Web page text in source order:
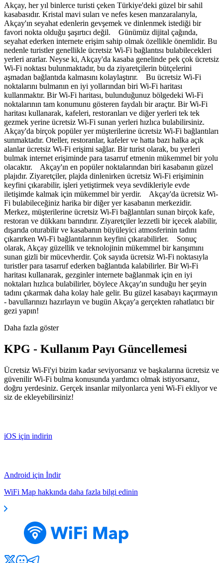
Akçay, her yıl binlerce turisti çeken Türkiye'deki güzel bir sahil
kasabasıdır. Kristal mavi suları ve nefes kesen manzaralarıyla,
Akçay'ın seyahat edenlerin gevşemek ve dinlenmek istediği bir
favori nokta olduğu şaşırtıcı değil. Günümüz dijital çağında,
seyahat ederken internete erişim sahip olmak özellikle önemlidir. Bu
nedenle turistler genellikle ücretsiz Wi-Fi bağlantısı bulabilecekleri
yerleri ararlar. Neyse ki, Akçay'da kasaba genelinde pek çok ücretsiz
Wi-Fi noktası bulunmaktadır, bu da ziyaretçilerin bütçelerini
aşmadan bağlantıda kalmasını kolaylaştırır. Bu ücretsiz Wi-Fi
noktalarını bulmanın en iyi yollarından biri Wi-Fi haritası
kullanmaktır. Bir Wi-Fi haritası, bulunduğunuz bölgedeki Wi-Fi
noktalarının tam konumunu gösteren faydalı bir araçtır. Bir Wi-Fi
haritası kullanarak, kafeleri, restoranları ve diğer yerleri tek tek
gezmek yerine ücretsiz Wi-Fi sunan yerleri hızlıca bulabilirsiniz.
Akçay'da birçok popüler yer müşterilerine ücretsiz Wi-Fi bağlantıları
sunmaktadır. Oteller, restoranlar, kafeler ve hatta bazı halka açık
alanlar ücretsiz Wi-Fi erişimi sağlar. Bir turist olarak, bu yerleri
bulmak internet erişiminde para tasarruf etmenin mükemmel bir yolu
olacaktır. Akçay'ın en popüler noktalarından biri kasabanın güzel
plajıdır. Ziyaretçiler, plajda dinlenirken ücretsiz Wi-Fi erişiminin
keyfini çıkarabilir, işleri yetiştirmek veya sevdikleriyle evde
iletişimde kalmak için mükemmel bir yerdir. Akçay'da ücretsiz Wi-
Fi bulabileceğiniz harika bir diğer yer kasabanın merkezidir.
Merkez, müşterilerine ücretsiz Wi-Fi bağlantıları sunan birçok kafe,
restoran ve dükkanı barındırır. Ziyaretçiler lezzetli bir içecek alabilir,
dışarıda oturabilir ve kasabanın büyüleyici atmosferinin tadını
çıkarırken Wi-Fi bağlantılarının keyfini çıkarabilirler. Sonuç
olarak, Akçay güzellik ve teknolojinin mükemmel bir karışımını
sunan gizli bir mücevherdir. Çok sayıda ücretsiz Wi-Fi noktasıyla
turistler para tasarruf ederken bağlantıda kalabilirler. Bir Wi-Fi
haritası kullanarak, gezginler internete bağlanmak için en iyi
noktaları hızlıca bulabilirler, böylece Akçay'ın sunduğu her şeyin
tadını çıkarmak daha kolay hale gelir. Bu güzel kasabayı kaçırmayın
- bavullarınızı hazırlayın ve bugün Akçay'a gerçekten rahatlatıcı bir
gezi yapın!
Daha fazla göster
KPG - Kullanım Payı Güncellemesi
Ücretsiz Wi-Fi'yi bizim kadar seviyorsanız ve başkalarına ücretsiz ve
güvenilir Wi-Fi bulma konusunda yardımcı olmak istiyorsanız,
doğru yerdesiniz. Gerçek insanlar milyonlarca yeni Wi-Fi ekliyor ve
siz de ekleyebilirsiniz!
iOS için indirin
Android için İndir
WiFi Map hakkında daha fazla bilgi edinin